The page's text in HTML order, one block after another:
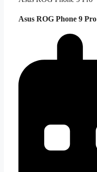
Asus ROG Phone 9 Pro